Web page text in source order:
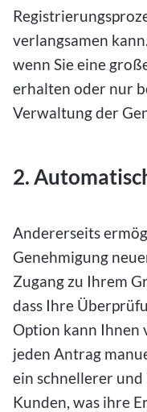
verlangsamen
wenn Sie eine
erhalten oder nur
Verwaltung der
2.
Andererseits
Genehmigung
Zugang zu Ihrem
dass Ihre
Option kann Ihnen
jeden Antrag
ein schnellerer
Kunden, was ihre